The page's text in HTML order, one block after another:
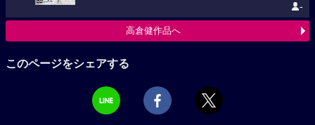
-
高倉健作品へ
このページをシェアする